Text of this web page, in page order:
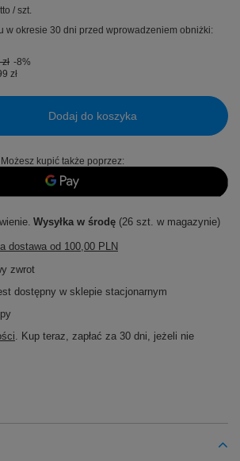
/ szt.
w okresie 30 dni przed wprowadzeniem obniżki:
-8%
zł
Dodaj do koszyka
Możesz kupić także poprzez:
Wysyłka w środę (26 szt. w magazynie)
dostawa od 100,00 PLN
zwrot
dostępny w sklepie stacjonarnym
. Kup teraz, zapłać za 30 dni, jeżeli nie